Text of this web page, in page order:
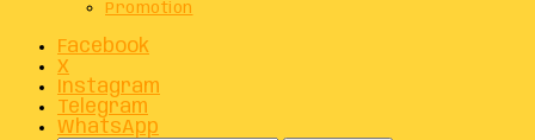
Promotion
Facebook
X
Instagram
Telegram
WhatsApp